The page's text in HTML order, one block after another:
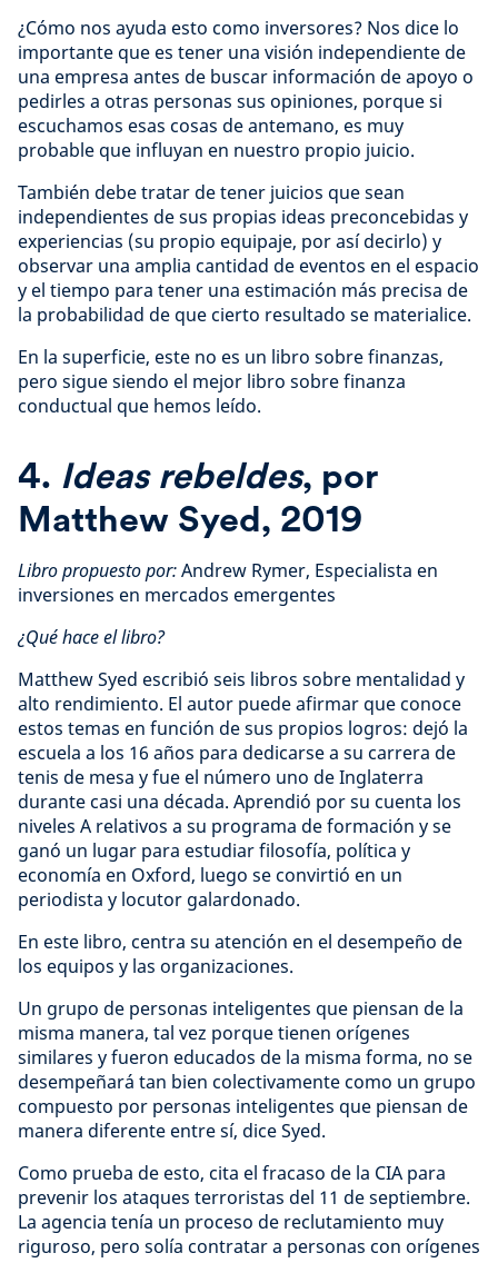
¿Cómo nos ayuda esto como inversores? Nos dice lo
importante que es tener una visión independiente de
una empresa antes de buscar información de apoyo o
pedirles a otras personas sus opiniones, porque si
escuchamos esas cosas de antemano, es muy
probable que influyan en nuestro propio juicio.
También debe tratar de tener juicios que sean
independientes de sus propias ideas preconcebidas y
experiencias (su propio equipaje, por así decirlo) y
observar una amplia cantidad de eventos en el espacio
y el tiempo para tener una estimación más precisa de
la probabilidad de que cierto resultado se materialice.
En la superficie, este no es un libro sobre finanzas,
pero sigue siendo el mejor libro sobre finanza
conductual que hemos leído.
4. Ideas rebeldes, por
Matthew Syed, 2019
Libro propuesto por:Andrew Rymer, Especialista en
inversiones en mercados emergentes
¿Qué hace el libro?
Matthew Syed escribió seis libros sobre mentalidad y
alto rendimiento. El autor puede afirmar que conoce
estos temas en función de sus propios logros: dejó la
escuela a los 16 años para dedicarse a su carrera de
tenis de mesa y fue el número uno de Inglaterra
durante casi una década. Aprendió por su cuenta los
niveles A relativos a su programa de formación y se
ganó un lugar para estudiar filosofía, política y
economía en Oxford, luego se convirtió en un
periodista y locutor galardonado.
En este libro, centra su atención en el desempeño de
los equipos y las organizaciones.
Un grupo de personas inteligentes que piensan de la
misma manera, tal vez porque tienen orígenes
similares y fueron educados de la misma forma, no se
desempeñará tan bien colectivamente como un grupo
compuesto por personas inteligentes que piensan de
manera diferente entre sí, dice Syed.
Como prueba de esto, cita el fracaso de la CIA para
prevenir los ataques terroristas del 11 de septiembre.
La agencia tenía un proceso de reclutamiento muy
riguroso, pero solía contratar a personas con orígenes